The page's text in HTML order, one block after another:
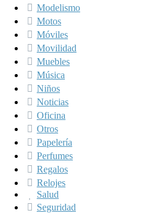
Modelismo
Motos
Móviles
Movilidad
Muebles
Música
Niños
Noticias
Oficina
Otros
Papelería
Perfumes
Regalos
Relojes
Salud
Seguridad